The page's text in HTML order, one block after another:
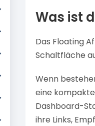
Was ist
Das Floating
Schaltfläche
Wenn
eine
Dashboard-
ihre Links,